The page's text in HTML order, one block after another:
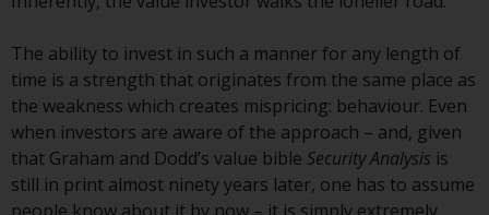
kollektiven Kapitalanlagen von 23.
durch die FINMA. Redwheel-
verwaltete Fonds, die nicht von
der FINMA bewilligt wurden,
dürfen in der Schweiz nur
qualifizierten Anlegern im Sinne
von Artikel 10 Absatz 1
The ability to invest in such a manner for any length of
time is a strength that originates from the same place as
the weakness which creates mispricing: behaviour. Even
when investors are aware of the approach – and, given
that Graham and Dodd’s value bible Security Analysis is
still in print almost ninety years later, one has to assume